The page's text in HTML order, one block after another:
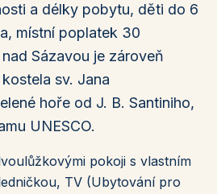
a délky pobytu, děti do 6
místní poplatek 30
Sázavou je zároveň
sv. Jana
hoře od J. B. Santiniho,
UNESCO.
pokoji s vlastním
TV (Ubytování pro